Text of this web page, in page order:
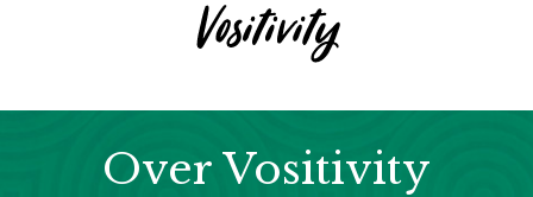
Over Vositivity